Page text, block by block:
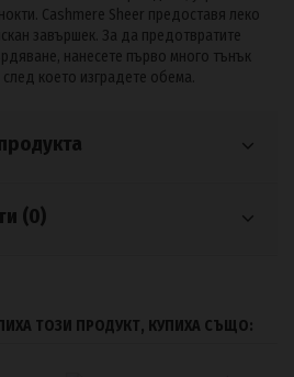
Cashmere Sheer предоставя леко
завършек. За да предотвратите
нанесете първо много тънък
което изградете обема.
(0)
ТОЗИ ПРОДУКТ, КУПИХА СЪЩО: